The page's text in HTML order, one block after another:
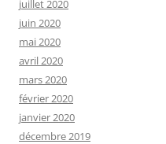
juillet 2020
juin 2020
mai 2020
avril 2020
mars 2020
février 2020
janvier 2020
décembre 2019